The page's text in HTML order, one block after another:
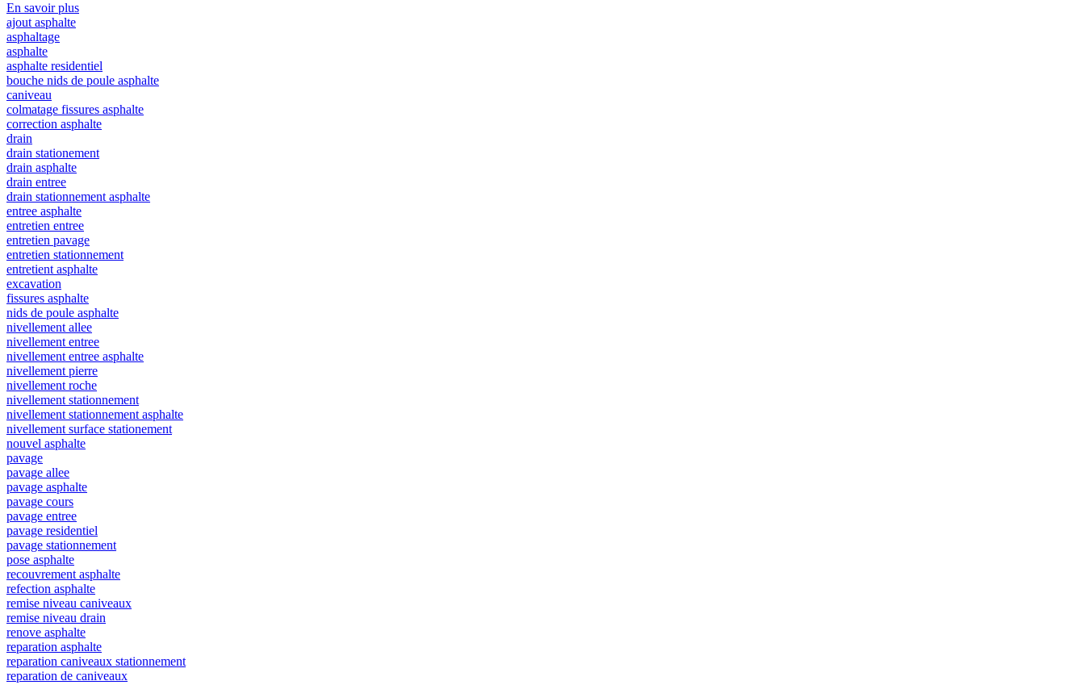
En savoir plus
ajout asphalte
asphaltage
asphalte
asphalte residentiel
bouche nids de poule asphalte
caniveau
colmatage fissures asphalte
correction asphalte
drain
drain stationement
drain asphalte
drain entree
drain stationnement asphalte
entree asphalte
entretien entree
entretien pavage
entretien stationnement
entretient asphalte
excavation
fissures asphalte
nids de poule asphalte
nivellement allee
nivellement entree
nivellement entree asphalte
nivellement pierre
nivellement roche
nivellement stationnement
nivellement stationnement asphalte
nivellement surface stationement
nouvel asphalte
pavage
pavage allee
pavage asphalte
pavage cours
pavage entree
pavage residentiel
pavage stationnement
pose asphalte
recouvrement asphalte
refection asphalte
remise niveau caniveaux
remise niveau drain
renove asphalte
reparation asphalte
reparation caniveaux stationnement
reparation de caniveaux